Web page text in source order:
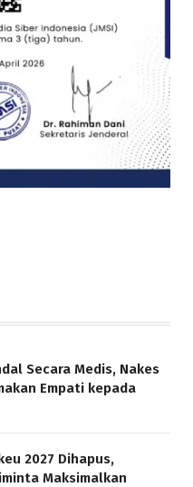
Secara Medis, Nakes
Empati kepada
2027 Dihapus,
Maksimalkan